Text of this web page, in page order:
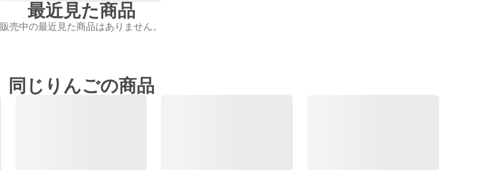
最近見た商品
販売中の最近見た商品はありません。
同じりんごの商品